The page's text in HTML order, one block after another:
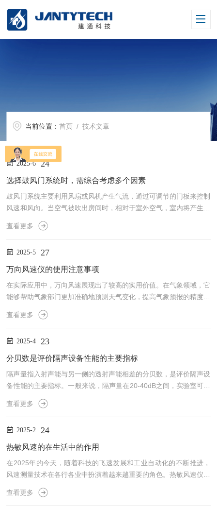
当前位置：首页 / 技术文章
2025-6 24
选择鼓风门系统时，需综合考虑多个因素
鼓风门系统主要利用风扇或风机产生气流，通过可调节的门板来控制
风速和风向。当空气被吹出房间时，相对于室外空气，室内将产生一
微小的负压，这一负压会导致室外空气通过房间外表面的缝隙或孔洞
进入室内，从而增强房间内的渗风作用，使得空气渗透的路径更加明
为准确地测量和评估房间或系统的气密性能，为改进设计和施工提供
科学依据；测试过程相对简单、快速，可以在短时间内获得大量有价
性...
查看更多
2025-5 27
万向风速仪的使用注意事项
在实际应用中，万向风速展现出了较高的实用价值。在气象领域，它
能够帮助气象部门更加准确地预测天气变化，提高气象预报的精度和
时效性。在环境监测方面，可以实时监测空气质量、风力等级等关键
指标，为环境保护和治理提供科学依据。此外，在工业生产、农业种
率、预防自然灾害等。值得一提的是，万向风速的设计也充分考虑了
用户的使用体验。其外观通常设计得大方美观、轻便易携，方便用户
录...
查看更多
2025-4 23
分贝数是评价隔声设备性能的主要指标
隔声量指入射声能与另一侧的透射声能相差的分贝数，是评价隔声设
备性能的主要指标。一般来说，隔声量在20-40dB之间，实验室可以
达到50dB以上；吸声系数指材料吸收的声能与入射到材料上的总声
能之比，是衡量材料吸声性能优劣的重要参数。吸声系数越大，材料
安全操作规程，避免因误操作导致设备损坏或人员受伤。-对于需要
通电的设备，应确保电源电压稳定且接地良好，以防触电事故。-定
查看更多
2025-2 24
热敏风速的在生活中的作用
在2025年的今天，随着科技的飞速发展和工业自动化的不断推进，
风速测量技术在各行各业中扮演着越来越重要的角色。热敏风速仪，
作为一种基于加热物体在气流中被冷却原理设计的风速测量仪器，凭
借其高精度、响应迅速和广泛适用性，在众多领域得到了广泛应用。
查看更多